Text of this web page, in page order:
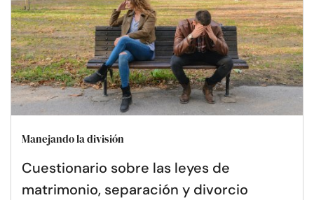
Manejando la división
Cuestionario sobre las leyes de
matrimonio, separación y divorcio